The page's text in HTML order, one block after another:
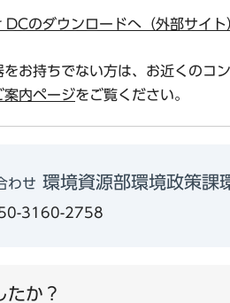
のダウンロードへ（外部サイト
お持ちでない方は、お近くのコ
案内ページをご覧ください。
わせ 環境資源部環境政策課
3160-2758
たか？